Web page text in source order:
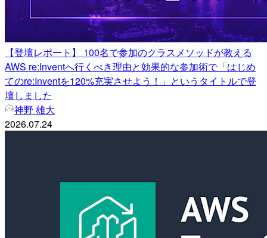
【登壇レポート】 100名で参加のクラスメソッドが教える
AWS re:Inventへ行くべき理由と効果的な参加術で「はじめ
てのre:Inventを120%充実させよう！」というタイトルで登
壇しました
神野 雄大
2026.07.24